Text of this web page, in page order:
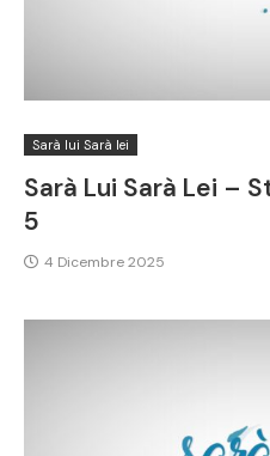
Sarà lui Sarà lei
Sarà Lui Sarà Lei –
5
4 Dicembre 2025